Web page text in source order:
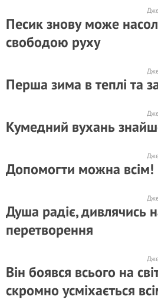
Песик знову може
свободою руху
Перша зима в теплі та
Кумедний вухань
Допомогти можна всім!
Душа радіє, дивлячись
перетворення
Він боявся всього на
скромно усміхається